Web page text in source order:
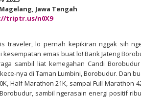
Jawa Tengah
triptr.us/n0X9
traveler, lo pernah kepikiran nggak sih
kesempatan emas buat lo! Bank Jateng
sambil liat kemegahan Candi
nya di Taman Lumbini, Borobudur. Dan
Half Marathon 21K, sampai Full Marathon
sambil ngerasain energi positif